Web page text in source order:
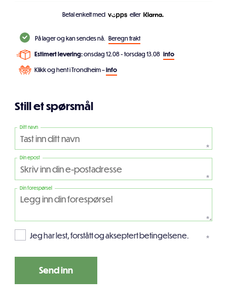
Betal enkelt med eller
På lager og kan sendes nå. Beregn frakt
Estimert levering:onsdag 12.08 - torsdag 13.08 info
Klikk og hent i Trondheim –info
Still et spørsmål
Ditt navn
*
Din epost
*
Din forespørsel
*
Jeg har lest, forstått og akseptert betingelsene. *